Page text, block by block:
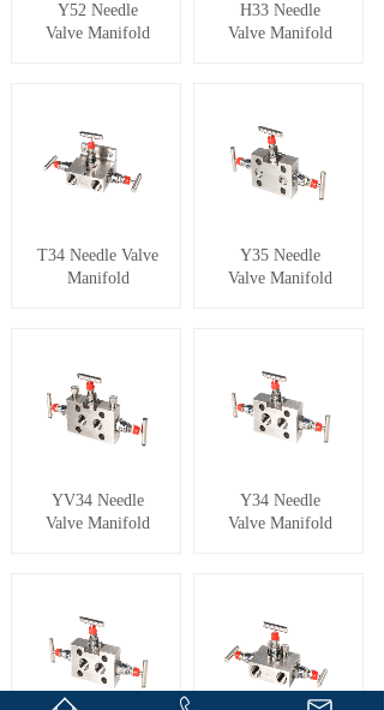
Y52 Needle
Valve Manifold
H33 Needle
Valve Manifold
T34 Needle Valve
Manifold
Y35 Needle
Valve Manifold
YV34 Needle
Valve Manifold
Y34 Needle
Valve Manifold